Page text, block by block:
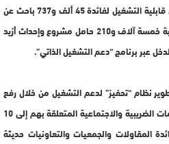
برسم سنة 2021، بالإضافة إلى تحسين قابلية التشغيل لفائدة 45 ألف و737 باحث عن
شغل من خلال برنامج “تأهيل “، ومواكبة خمسة آلاف و210 حامل مشروع وإحداث أزيد
عبر برنامج “دعم التشغيل الذاتي”.
نظام “تحفيز” لدعم التشغيل من خلال رفع
عدد الأجراء الذين تتحمل الدولة الالتزامات الضريبية والاجتماعية المتعلقة بهم إلى 10
لفائدة المقاولات والجمعيات والتعاونيات حديثة